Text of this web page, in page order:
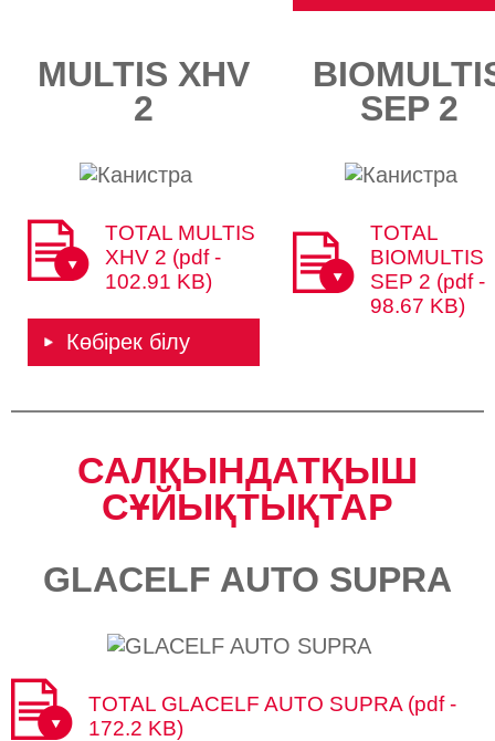
MULTIS XHV
2
TOTAL MULTIS
XHV 2 (pdf -
102.91 KB)
Көбірек білу
SEP 2
TOTAL
BIOMULTIS
SEP 2 (pdf -
98.67 KB)
САЛҚЫНДАТҚЫШ
СҰЙЫҚТЫҚТАР
GLACELF AUTO SUPRA
TOTAL GLACELF AUTO SUPRA (pdf -
172.2 KB)